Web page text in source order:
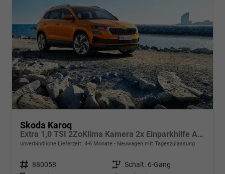
Skoda Karoq
Extra 1,0 TSI 2ZoKlima Kamera 2x Einparkhilfe Alu Felgen 5J Garantie Sitzheizung LED Scheinwerfer ACC
unverbindliche Lieferzeit: 4-6 Monate Neuwagen mit Tageszulassung
Fahrzeugnr. 880058 Getriebe Schalt. 6-Gang